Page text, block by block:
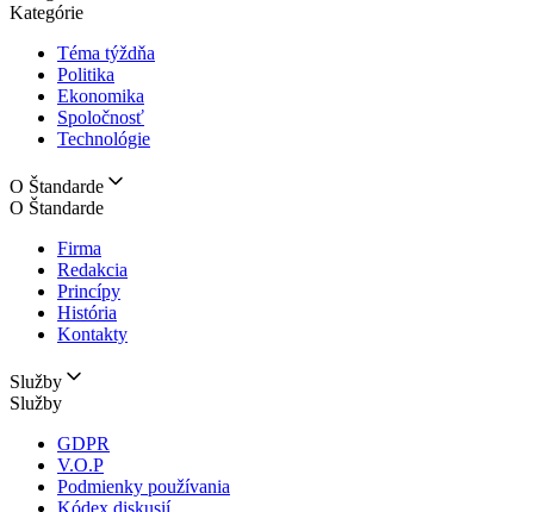
Kategórie
Téma týždňa
Politika
Ekonomika
Spoločnosť
Technológie
O Štandarde
O Štandarde
Firma
Redakcia
Princípy
História
Kontakty
Služby
Služby
GDPR
V.O.P
Podmienky používania
Kódex diskusií